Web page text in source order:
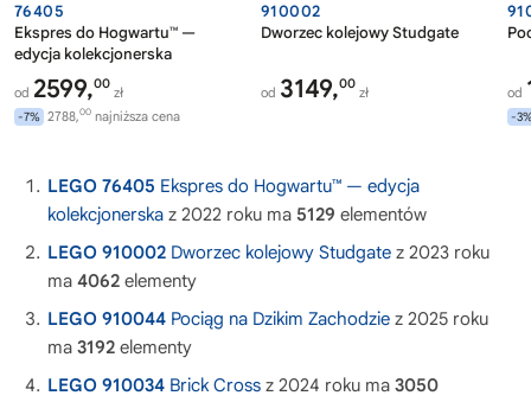
76405
Ekspres do Hogwartu™ —
edycja kolekcjonerska
od 2599,00
zł
-7% 2788,00 najniższa cena
910002
Dworzec kolejowy Studgate
od 3149,00
zł od
-
LEGO 76405 Ekspres do Hogwartu™ — edycja
kolekcjonerska z 2022 roku ma 5129 elementów
LEGO 910002 Dworzec kolejowy Studgate z 2023 roku
ma 4062 elementy
LEGO 910044 Pociąg na Dzikim Zachodzie z 2025 roku
ma 3192 elementy
LEGO 910034 Brick Cross z 2024 roku ma 3050